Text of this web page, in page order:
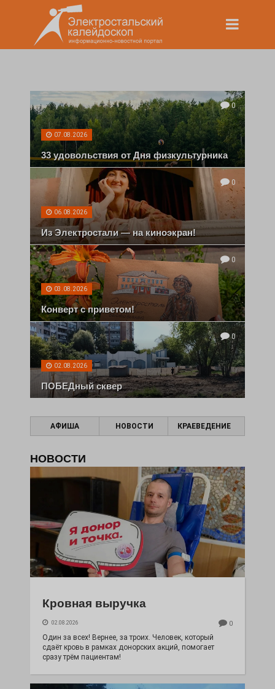
0
07.08.2026
33 удовольствия от Дня физкультурника
0
06.08.2026
Из Электростали — на киноэкран!
0
03.08.2026
Конверт с приветом!
0
02.08.2026
ПОБЕДный сквер
АФИША НОВОСТИ КРАЕВЕДЕНИЕ
НОВОСТИ
Кровная выручка
02.08.2026 0
Один за всех! Вернее, за троих. Человек, который
сдаёт кровь в рамках донорских акций, помогает
сразу трём пациентам!